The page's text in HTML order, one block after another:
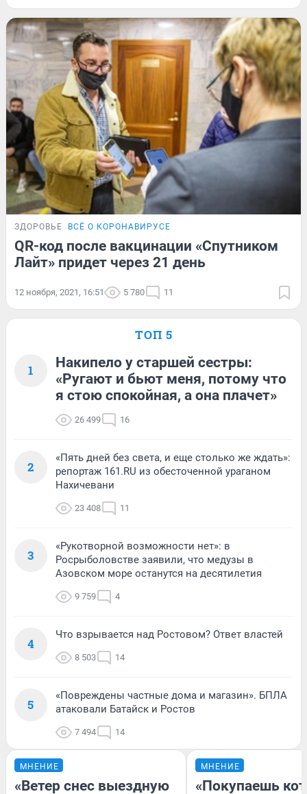
ЗДОРОВЬЕ ВСЁ О КОРОНАВИРУСЕ
QR-код после вакцинации «Спутником
Лайт» придет через 21 день
12 ноября, 2021, 16:51 5 780 11
ТОП 5
1
Накипело у старшей сестры:
«Ругают и бьют меня, потому что
я стою спокойная, а она плачет»
26 499 16
2
«Пять дней без света, и еще столько же ждать»:
репортаж 161.RU из обесточенной ураганом
Нахичевани
23 408 11
3
«Рукотворной возможности нет»: в
Росрыболовстве заявили, что медузы в
Азовском море останутся на десятилетия
9 759 4
4
Что взрывается над Ростовом? Ответ властей
8 503 14
5
«Повреждены частные дома и магазин». БПЛА
атаковали Батайск и Ростов
7 494 14
МНЕНИЕ
«Ветер снес выездную
МНЕНИЕ
«Покупаешь